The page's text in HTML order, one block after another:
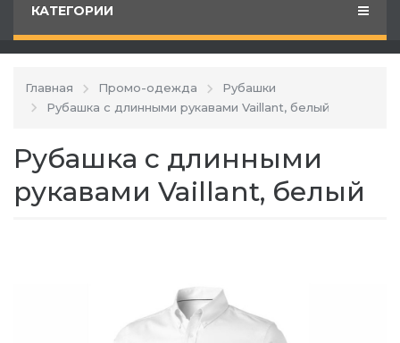
КАТЕГОРИИ
Главная Промо-одежда
Рубашки
Рубашка с длинными рукавами Vaillant, белый
Рубашка с длинными
рукавами Vaillant, белый